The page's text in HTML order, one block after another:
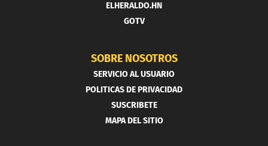
ELHERALDO.HN
GOTV
SOBRE NOSOTROS
SERVICIO AL USUARIO
POLITICAS DE PRIVACIDAD
SUSCRIBETE
MAPA DEL SITIO